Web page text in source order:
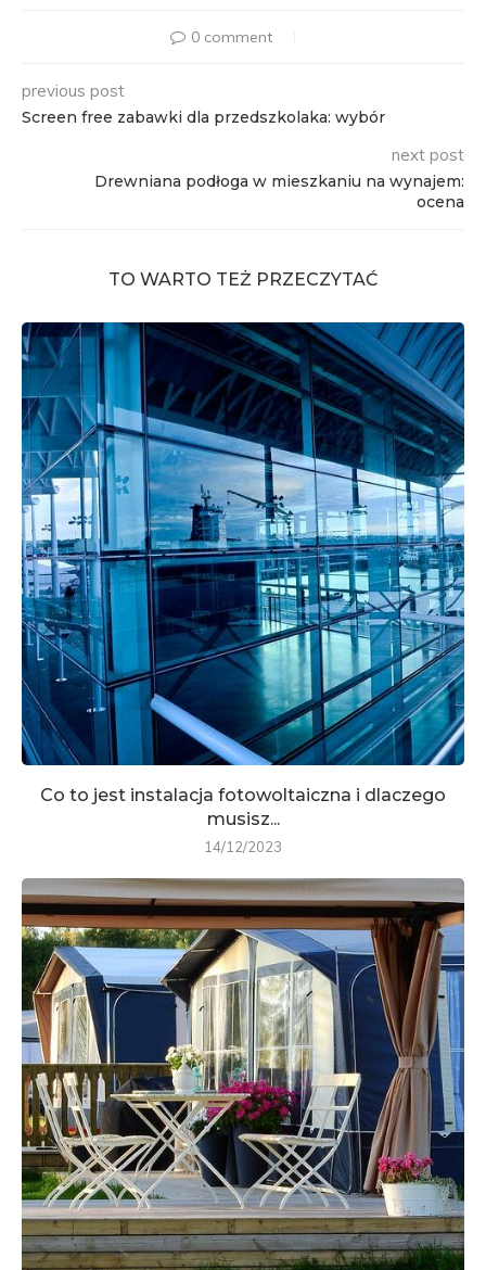
0 comment
previous post
Screen free zabawki dla przedszkolaka: wybór
next post
Drewniana podłoga w mieszkaniu na wynajem:
ocena
TO WARTO TEŻ PRZECZYTAĆ
Co to jest instalacja fotowoltaiczna i dlaczego
musisz...
14/12/2023